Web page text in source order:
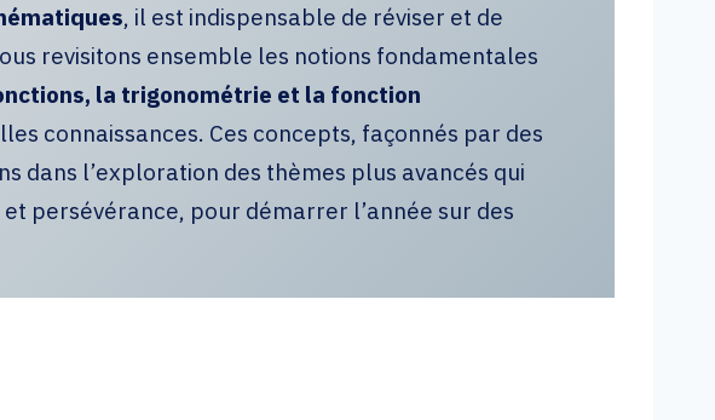
, il est indispensable de réviser et de
revisitons ensemble les notions fondamentales
la trigonométrie et la fonction
connaissances. Ces concepts, façonnés par des
dans l’exploration des thèmes plus avancés qui
persévérance, pour démarrer l’année sur des